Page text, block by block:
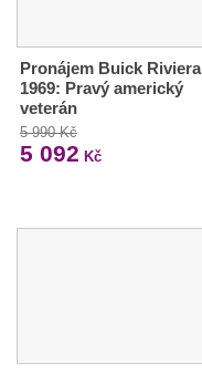
Pronájem Buick Riviera
1969: Pravý americký
veterán
5 990 Kč
5 092 Kč